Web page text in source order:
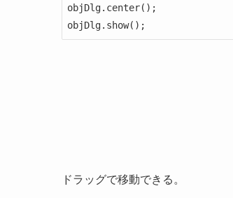
objDlg.center();
ドラッグで移動できる。